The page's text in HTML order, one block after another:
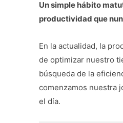
Un simple hábito
productividad que
En la actualidad, la
de optimizar nuestro
búsqueda de la
comenzamos nuestra
el día.